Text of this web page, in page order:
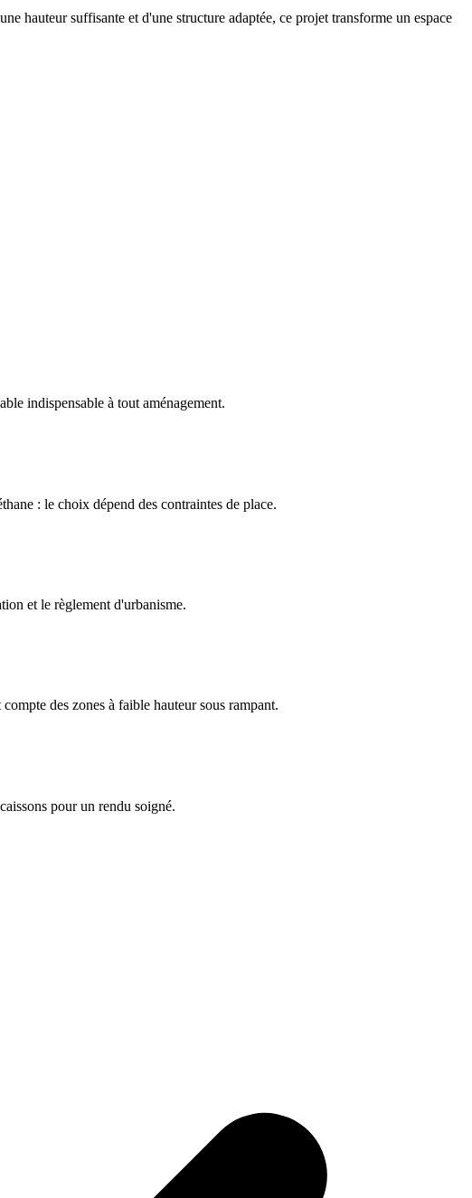
hauteur suffisante et d'une structure adaptée, ce projet transforme un espace
indispensable à tout aménagement.
: le choix dépend des contraintes de place.
et le règlement d'urbanisme.
des zones à faible hauteur sous rampant.
pour un rendu soigné.